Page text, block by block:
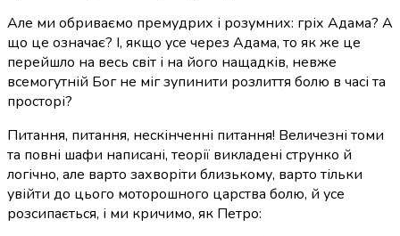
Але ми обриваємо премудрих і розумних: гріх Адама? А
що це означає? І, якщо усе через Адама, то як же це
перейшло на весь світ і на його нащадків, невже
всемогутній Бог не міг зупинити розлиття болю в часі та
просторі?
Питання, питання, нескінченні питання! Величезні томи
та повні шафи написані, теорії викладені струнко й
логічно, але варто захворіти близькому, варто тільки
увійти до цього моторошного царства болю, й усе
розсипається, і ми кричимо, як Петро: